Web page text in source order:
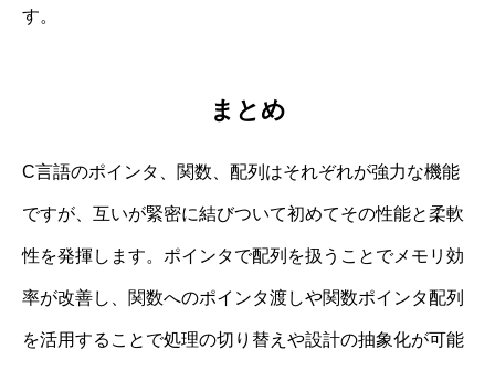
す。
まとめ
C言語のポインタ、関数、配列はそれぞれが強力な機能
ですが、互いが緊密に結びついて初めてその性能と柔軟
性を発揮します。ポインタで配列を扱うことでメモリ効
率が改善し、関数へのポインタ渡しや関数ポインタ配列
を活用することで処理の切り替えや設計の抽象化が可能